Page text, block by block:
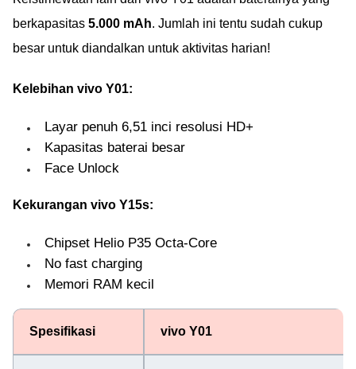
berkapasitas 5.000 mAh. Jumlah ini tentu sudah cukup
besar untuk diandalkan untuk aktivitas harian!
Kelebihan vivo Y01:
Layar penuh 6,51 inci resolusi HD+
Kapasitas baterai besar
Face Unlock
Kekurangan vivo Y15s:
Chipset Helio P35 Octa-Core
No fast charging
Memori RAM kecil
Spesifikasi vivo Y01